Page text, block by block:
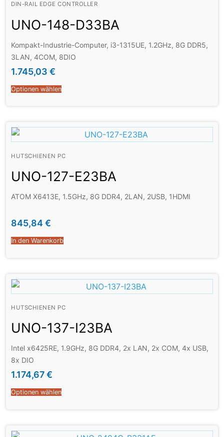
DIN-RAIL EDGE CONTROLLER
UNO-148-D33BA
Kompakt-Industrie-Computer, i3-1315UE, 1.2GHz, 8G DDR5,
3LAN, 4COM, 8DIO
1.745,03 €
Optionen wählen
HUTSCHIENEN PC
UNO-127-E23BA
ATOM X6413E, 1.5GHz, 8G DDR4, 2LAN, 2USB, 1HDMI
845,84 €
In den Warenkorb
HUTSCHIENEN PC
UNO-137-I23BA
Intel x6425RE, 1.9GHz, 8G DDR4, 2x LAN, 2x COM, 4x USB,
8x DIO
1.174,67€
Optionen wählen